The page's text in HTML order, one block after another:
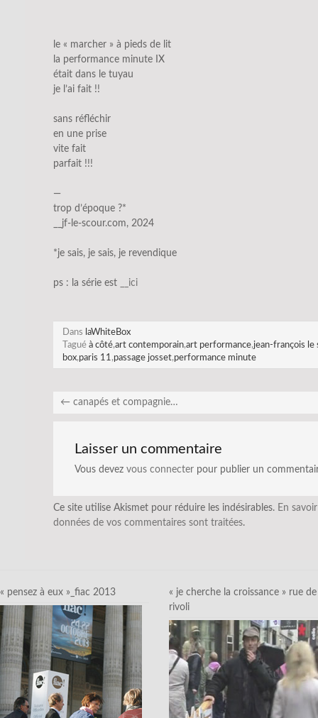
le « marcher » à pieds de lit
la performance minute IX
était dans le tuyau
je l’ai fait !!
sans réfléchir
en une prise
vite fait
parfait !!!
—
trop d’époque ?*
__jf-le-scour.com, 2024
*je sais, je sais, je revendique
ps : la série est __ici
Dans laWhiteBox
Tagué à côté,art contemporain,art performance,jean-françois le
box,paris 11 ,passage josset,performance minute
← canapés et compagnie…
Laisser un commentaire
Vous devez vous connecter pour publier un
Ce site utilise Akismet pour réduire les indésirables. En
données de vos commentaires sont traitées.
« pensez à eux »_fiac 2013
« je cherche la croissance » rue de
rivoli